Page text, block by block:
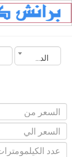
الدولة